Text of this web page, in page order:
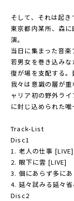
そして、それは起き
東京都内某所、森
演。
当日に集まった音
若男女を巻き込み
復が場を支配する
我々は意識の層が
ャリア初の野外ラ
に封じ込められた唯
Track-List
Disc1
1. 老人の仕事 [LIVE]
2. 眼下に雲 [LIVE]
3. 個にあらず多に
4. 延々試みる延々
Disc2